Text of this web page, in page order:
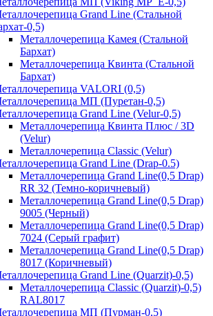
Grand Line (Стальной
0,5)
Металлочерепица Камея (Стальной
Бархат)
Металлочерепица Квинта (Стальной
Бархат)
VALORI (0,5)
МП (Пуретан-0,5)
Grand Line (Velur-0,5)
Металлочерепица Квинта Плюс / 3D
(Velur)
Металлочерепица Classic (Velur)
Grand Line (Drap-0.5)
Металлочерепица Grand Line(0,5 Drap)
RR 32 (Темно-коричневый)
Металлочерепица Grand Line(0,5 Drap)
9005 (Черный)
Металлочерепица Grand Line(0,5 Drap)
7024 (Серый графит)
Металлочерепица Grand Line(0,5 Drap)
8017 (Коричневый)
Grand Line (Quarzit)-0,5)
Металлочерепица Classic (Quarzit)-0,5)
RAL8017
МП (Пурман-0,5)